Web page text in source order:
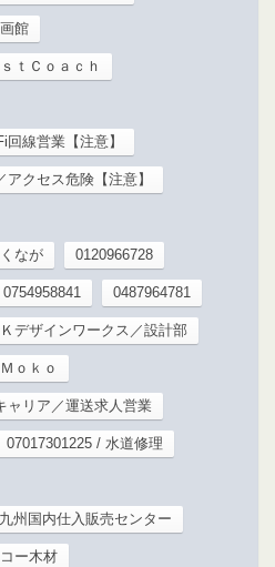
館
ｔＣｏａｃｈ
線営業【注意】
クセス危険【注意】
なが 0120966728
0754958841 0487964781
デザインワークス／設計部
ｏｋｏ
ャリア／運送求人営業
07017301225 / 水道修理
州国内仕入販売センター
ー木材